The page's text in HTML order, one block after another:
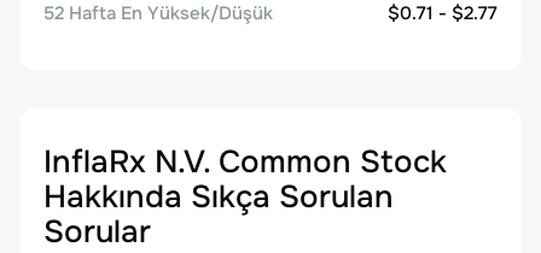
52 Hafta En Yüksek/Düşük
$0.71 - $2.77
InflaRx N.V. Common Stock
Hakkında Sıkça Sorulan
Sorular